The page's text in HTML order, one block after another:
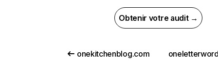
Obtenir votre audit →
onekitchenblog.com